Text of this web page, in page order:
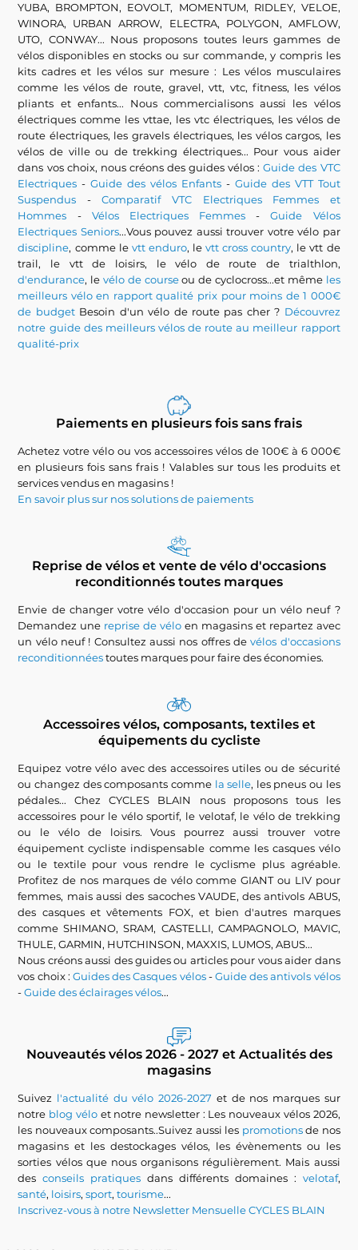
YUBA, BROMPTON, EOVOLT, MOMENTUM, RIDLEY, VELOE,
WINORA, URBAN ARROW, ELECTRA, POLYGON, AMFLOW,
UTO, CONWAY... Nous proposons toutes leurs gammes de
vélos disponibles en stocks ou sur commande, y compris les
kits cadres et les vélos sur mesure : Les vélos musculaires
comme les vélos de route, gravel, vtt, vtc, fitness, les vélos
pliants et enfants... Nous commercialisons aussi les vélos
électriques comme les vttae, les vtc électriques, les vélos de
route électriques, les gravels électriques, les vélos cargos, les
vélos de ville ou de trekking électriques... Pour vous aider
dans vos choix, nous créons des guides vélos :Guide des VTC
Electriques -Guide des vélos Enfants - Guide des VTT Tout
Suspendus -Comparatif VTC Electriques Femmes et
Hommes - Vélos Electriques Femmes -Guide Vélos
Electriques Seniors...Vous pouvez aussi trouver votre vélo par
discipline, comme le vtt enduro, levtt cross country, le vtt de
trail, le vtt de loisirs, le vélo de route de trialthlon,
d'endurance, levélo de courseou de cyclocross...et même les
meilleurs vélo en rapport qualité prix pour moins de 1 000€
de budgetBesoin d'un vélo de route pas cher ? Découvrez
notre guide des meilleurs vélos de route au meilleur rapport
qualité-prix
Paiements en plusieurs fois sans frais
Achetez votre vélo ou vos accessoires vélos de 100€ à 6 000€
en plusieurs fois sans frais ! Valables sur tous les produits et
services vendus en magasins !
En savoir plus sur nos solutions de paiements
Reprise de vélos et vente de vélo d'occasions
reconditionnés toutes marques
Envie de changer votre vélo d'occasion pour un vélo neuf ?
Demandez une reprise de vélo en magasins et repartez avec
un vélo neuf ! Consultez aussi nos offres devélos d'occasions
reconditionnéestoutes marques pour faire des économies.
Accessoires vélos, composants, textiles et
équipements du cycliste
Equipez votre vélo avec des accessoires utiles ou de sécurité
ou changez des composants comme la selle, les pneus ou les
pédales... Chez CYCLES BLAIN nous proposons tous les
accessoires pour le vélo sportif, le velotaf, le vélo de trekking
ou le vélo de loisirs. Vous pourrez aussi trouver votre
équipement cycliste indispensable comme les casques vélo
ou le textile pour vous rendre le cyclisme plus agréable.
Profitez de nos marques de vélo comme GIANT ou LIV pour
femmes, mais aussi des sacoches VAUDE, des antivols ABUS,
des casques et vêtements FOX, et bien d'autres marques
comme SHIMANO, SRAM, CASTELLI, CAMPAGNOLO, MAVIC,
THULE, GARMIN, HUTCHINSON, MAXXIS, LUMOS, ABUS...
Nous créons aussi des guides ou articles pour vous aider dans
vos choix :Guides des Casques vélos-Guide des antivols vélos
-Guide des éclairages vélos...
Nouveautés vélos 2026 - 2027 et Actualités des
magasins
Suivez l'actualité du vélo 2026-2027 et de nos marques sur
notre blog véloet notre newsletter : Les nouveaux vélos 2026,
les nouveaux composants..Suivez aussi les promotionsde nos
magasins et les destockages vélos, les évènements ou les
sorties vélos que nous organisons régulièrement. Mais aussi
desconseils pratiques dans différents domaines : velotaf,
santé, loisirs,sport,tourisme...
Inscrivez-vous à notre Newsletter Mensuelle CYCLES BLAIN